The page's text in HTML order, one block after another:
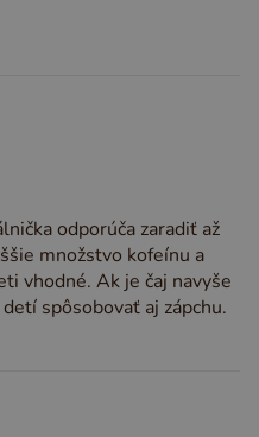
odporúča zaradiť až
množstvo kofeínu a
vhodné. Ak je čaj navyše
spôsobovať aj zápchu.